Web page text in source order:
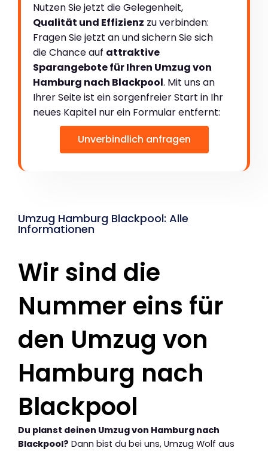
Nutzen Sie jetzt die Gelegenheit,
Qualität und Effizienz zu verbinden:
Fragen Sie jetzt an und sichern Sie sich
die Chance auf attraktive
Sparangebote für Ihren Umzug von
Hamburg nach Blackpool. Mit uns an
Ihrer Seite ist ein sorgenfreier Start in Ihr
neues Kapitel nur ein Formular entfernt:
Unverbindlich anfragen
Umzug Hamburg Blackpool: Alle
Informationen
Wir sind die
Nummer eins für
den Umzug von
Hamburg nach
Blackpool
Du planst deinen Umzug von Hamburg nach
Blackpool? Dann bist du bei uns, Umzug Wolf aus